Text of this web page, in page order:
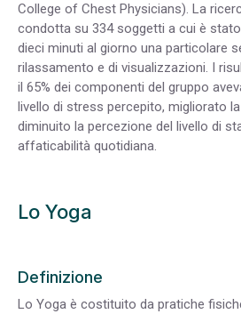
College of Chest Physicians). La
condotta su 334 soggetti a cui è
dieci minuti al giorno una particolare
rilassamento e di visualizzazioni. I
il 65% dei componenti del gruppo
livello di stress percepito, migliorato
diminuito la percezione del livello di
affaticabilità quotidiana.
Lo Yoga
Definizione
Lo Yoga è costituito da pratiche